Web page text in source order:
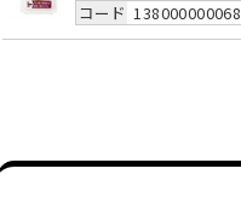
コード 138000000068